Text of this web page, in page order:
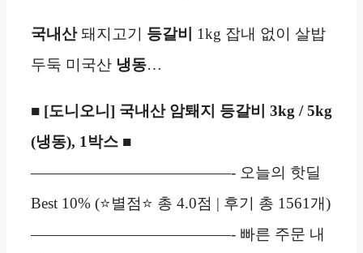
국내산돼지고기 등갈비
1kg 잡내 없이 살밥
두둑 미국산 냉동…
■ [도니오니] 국내산 암퇘지 등갈비 3kg / 5kg
(냉동), 1박스 ■
—————————————- 오늘의 핫딜
Best 10% (⭐별점⭐ 총 4.0점 | 후기 총 1561개)
—————————————- 빠른 주문 내